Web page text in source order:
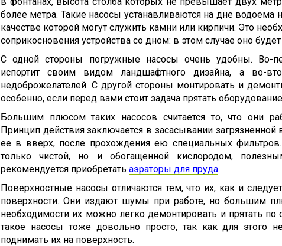
более метра. Такие насосы устанавливаются на дне
качестве которой могут служить камни или кирпичи. Это
соприкосновения устройства со дном: в этом случае оно
С одной стороны погружные насосы очень удобны. Во-
испортит своим видом ландшафтного дизайна, а во-
недоброжелателей. С другой стороны монтировать и
особенно, если перед вами стоит задача прятать
Большим плюсом таких насосов считается то, что они
Принцип действия заключается в засасывании
ее в вверх, после прохождения ею специальных
только чистой, но и обогащенной кислородом,
рекомендуется приобретать аэраторы для пруда.
Поверхностные насосы отличаются тем, что их, как и
поверхности. Они издают шумы при работе, но большим
необходимости их можно легко демонтировать и прятать по
такое насосы тоже довольно просто, так как для этого
поднимать их на поверхность.